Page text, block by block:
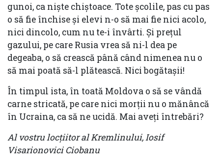
gunoi, ca niște chiștoace. Tote școlile, pas cu pas
o să fie închise și elevi n-o să mai fie nici acolo,
nici dincolo, cum nu te-i învârti. Și prețul
gazului, pe care Rusia vrea să ni-l dea pe
degeaba, o să crească până când nimenea nu o
să mai poată să-l plătească. Nici bogătașii!
În timpul ista, în toată Moldova o să se vândă
carne stricată, pe care nici morții nu o mănâncă
în Ucraina, ca să ne ucidă. Mai aveți întrebări?
Al vostru locțiitor al Kremlinului, Iosif
Visarionovici Ciobanu